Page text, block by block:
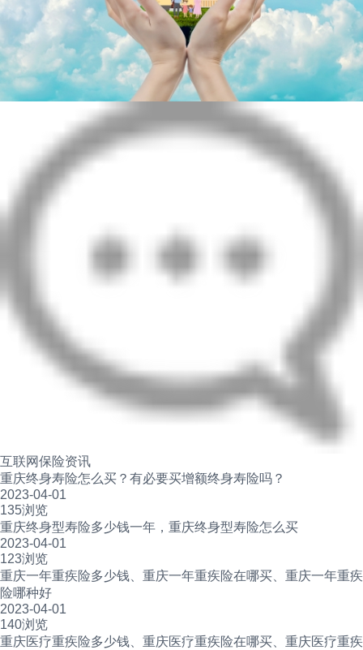
互联网保险资讯
重庆终身寿险怎么买？有必要买增额终身寿险吗？
2023-04-01
135浏览
重庆终身型寿险多少钱一年，重庆终身型寿险怎么买
2023-04-01
123浏览
重庆一年重疾险多少钱、重庆一年重疾险在哪买、重庆一年重疾
险哪种好
2023-04-01
140浏览
重庆医疗重疾险多少钱、重庆医疗重疾险在哪买、重庆医疗重疾